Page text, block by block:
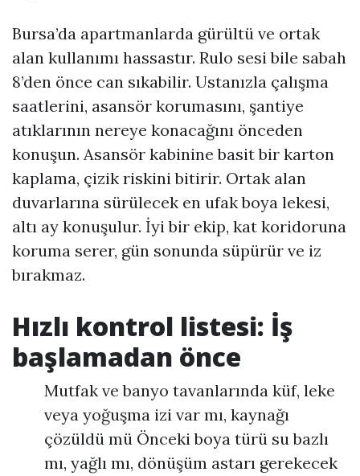
Bursa’da apartmanlarda gürültü ve ortak
alan kullanımı hassastır. Rulo sesi bile sabah
8’den önce can sıkabilir. Ustanızla çalışma
saatlerini, asansör korumasını, şantiye
atıklarının nereye konacağını önceden
konuşun. Asansör kabinine basit bir karton
kaplama, çizik riskini bitirir. Ortak alan
duvarlarına sürülecek en ufak boya lekesi,
altı ay konuşulur. İyi bir ekip, kat koridoruna
koruma serer, gün sonunda süpürür ve iz
bırakmaz.
Hızlı kontrol listesi: İş
başlamadan önce
Mutfak ve banyo tavanlarında küf, leke
veya yoğuşma izi var mı, kaynağı
çözüldü mü Önceki boya türü su bazlı
mı, yağlı mı, dönüşüm astarı gerekecek